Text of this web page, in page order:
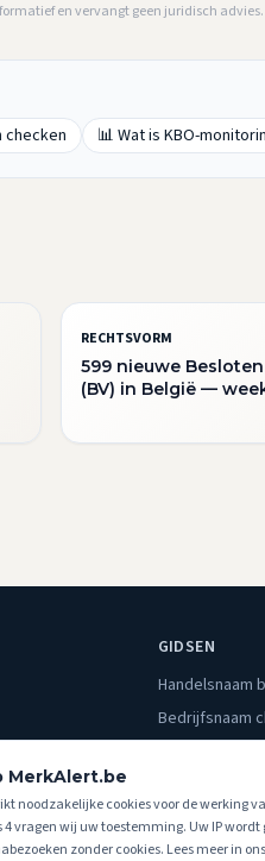
en vervangt geen juridisch
checken 📊 Wat is KBO-
RECHTSVORM
599 nieuwe
(BV) in België —
GIDSEN
Handelsnaam
Bedrijfsnaam
MerkAlert.be
noodzakelijke cookies voor de werking
4 vragen wij uw toestemming. Uw IP
zonder cookies. Lees meer in ons